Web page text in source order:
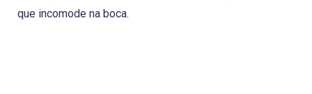
que incomode na boca.